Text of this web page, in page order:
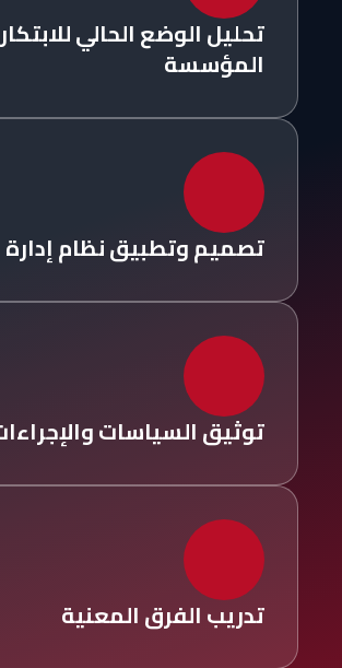
تحليل الوضع الحالي
المؤسسة
تصميم وتطبيق نظام إدارة
توثيق السياسات
تدريب الفرق المعنية